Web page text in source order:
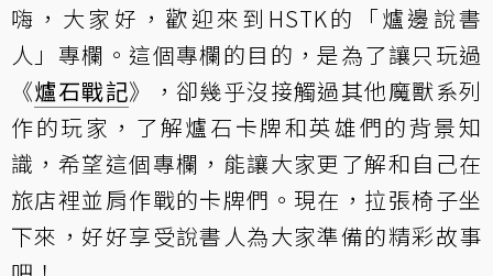
嗨，大家好，歡迎來到HSTK的「爐邊說書
人 」專欄。這個專欄的目的，是為了讓只玩過
《爐石戰記》，卻幾乎沒接觸過其他魔獸系列
作的玩家，了解爐石卡牌和英雄們的背景知
識，希望這個專欄，能讓大家更了解和自己在
旅店裡並肩作戰的卡牌們。現在，拉張椅子坐
下來，好好享受說書人為大家準備的精彩故事